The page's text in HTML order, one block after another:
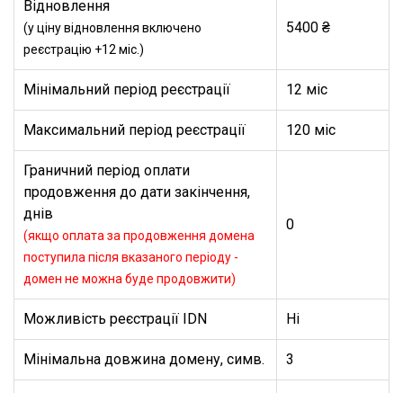
Відновлення
(у ціну відновлення включено
реєстрацію +12 міс.)
5400 ₴
Мінімальний період реєстрації 12 міс
Максимальний період реєстрації 120 міс
Граничний період оплати
продовження до дати закінчення,
днів
(якщо оплата за продовження домена
поступила після вказаного періоду -
домен не можна буде продовжити)
0
Можливість реєстрації IDN Ні
Мінімальна довжина домену, симв. 3